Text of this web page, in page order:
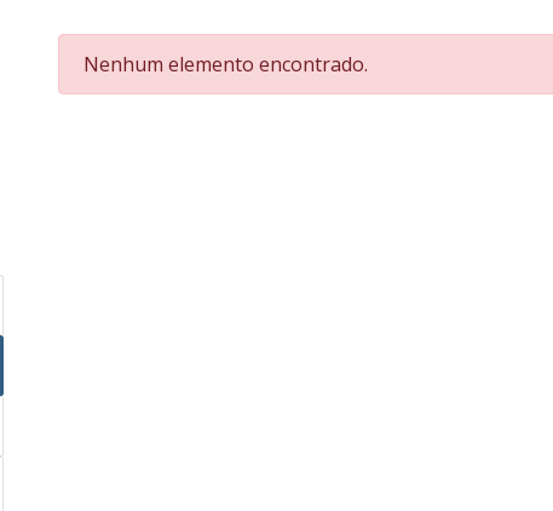
Nenhum elemento encontrado.